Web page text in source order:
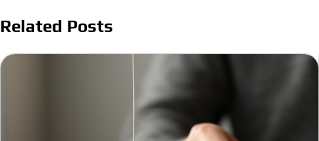
Related Posts